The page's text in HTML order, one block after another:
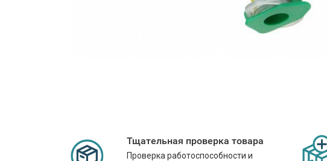
Тщательная проверка товара
Проверка работоспособности и